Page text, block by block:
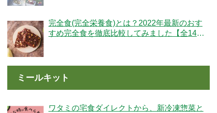
完全食(完全栄養食)とは？2022年最新のおす
すめ完全食を徹底比較してみました【全14
ミールキット
ワタミの宅食ダイレクトから、新冷凍惣菜と